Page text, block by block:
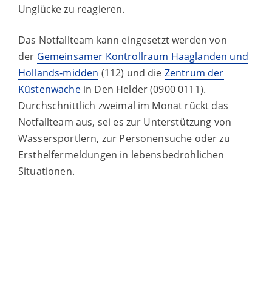
Unglücke zu reagieren.
Das Notfallteam kann eingesetzt werden von
der Gemeinsamer Kontrollraum Haaglanden und
Hollands-midden (112) und die Zentrum der
Küstenwachein Den Helder (0900 0111).
Durchschnittlich zweimal im Monat rückt das
Notfallteam aus, sei es zur Unterstützung von
Wassersportlern, zur Personensuche oder zu
Ersthelfermeldungen in lebensbedrohlichen
Situationen.